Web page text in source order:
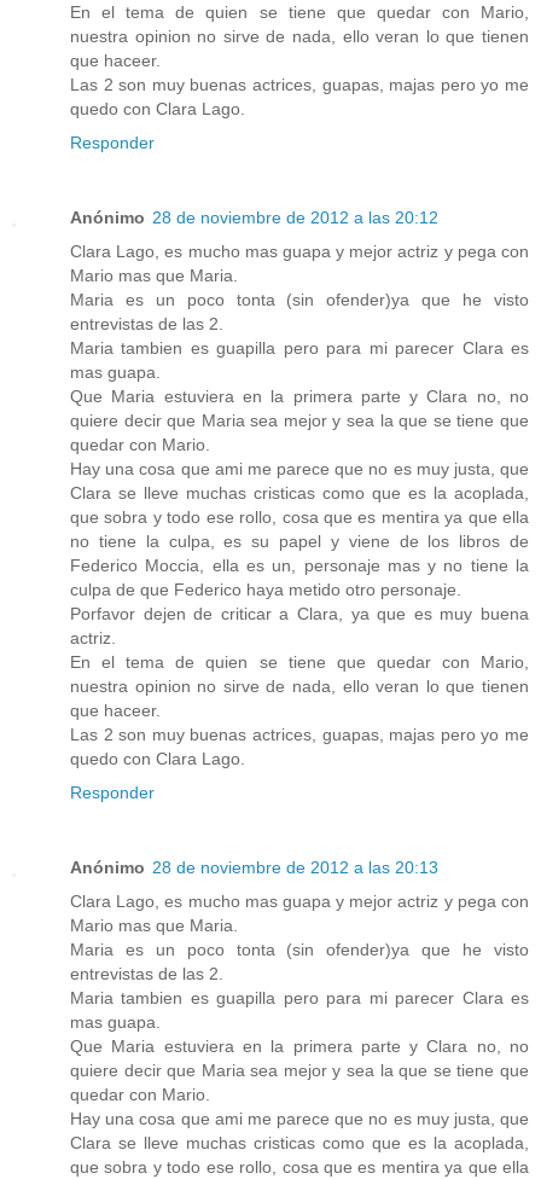
En el tema de quien se tiene que quedar con Mario,
nuestra opinion no sirve de nada, ello veran lo que tienen
que haceer.
Las 2 son muy buenas actrices, guapas, majas pero yo me
quedo con Clara Lago.
Responder
Anónimo 28 de noviembre de 2012 a las 20:12
Clara Lago, es mucho mas guapa y mejor actriz y pega con
Mario mas que Maria.
Maria es un poco tonta (sin ofender)ya que he visto
entrevistas de las 2.
Maria tambien es guapilla pero para mi parecer Clara es
mas guapa.
Que Maria estuviera en la primera parte y Clara no, no
quiere decir que Maria sea mejor y sea la que se tiene que
quedar con Mario.
Hay una cosa que ami me parece que no es muy justa, que
Clara se lleve muchas cristicas como que es la acoplada,
que sobra y todo ese rollo, cosa que es mentira ya que ella
no tiene la culpa, es su papel y viene de los libros de
Federico Moccia, ella es un, personaje mas y no tiene la
culpa de que Federico haya metido otro personaje.
Porfavor dejen de criticar a Clara, ya que es muy buena
actriz.
En el tema de quien se tiene que quedar con Mario,
nuestra opinion no sirve de nada, ello veran lo que tienen
que haceer.
Las 2 son muy buenas actrices, guapas, majas pero yo me
quedo con Clara Lago.
Responder
Anónimo 28 de noviembre de 2012 a las 20:13
Clara Lago, es mucho mas guapa y mejor actriz y pega con
Mario mas que Maria.
Maria es un poco tonta (sin ofender)ya que he visto
entrevistas de las 2.
Maria tambien es guapilla pero para mi parecer Clara es
mas guapa.
Que Maria estuviera en la primera parte y Clara no, no
quiere decir que Maria sea mejor y sea la que se tiene que
quedar con Mario.
Hay una cosa que ami me parece que no es muy justa, que
Clara se lleve muchas cristicas como que es la acoplada,
que sobra y todo ese rollo, cosa que es mentira ya que ella